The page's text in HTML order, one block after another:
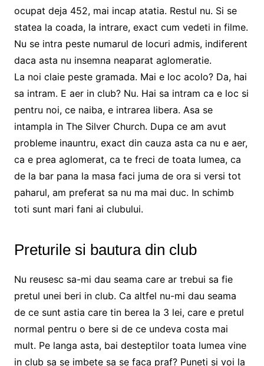
ocupat deja 452, mai incap atatia. Restul nu. Si se
statea la coada, la intrare, exact cum vedeti in filme.
Nu se intra peste numarul de locuri admis, indiferent
daca asta nu insemna neaparat aglomeratie.
La noi claie peste gramada. Mai e loc acolo? Da, hai
sa intram. E aer in club? Nu. Hai sa intram ca e loc si
pentru noi, ce naiba, e intrarea libera. Asa se
intampla in The Silver Church. Dupa ce am avut
probleme inauntru, exact din cauza asta ca nu e aer,
ca e prea aglomerat, ca te freci de toata lumea, ca
de la bar pana la masa faci juma de ora si versi tot
paharul, am preferat sa nu ma mai duc. In schimb
toti sunt mari fani ai clubului.
Preturile si bautura din club
Nu reusesc sa-mi dau seama care ar trebui sa fie
pretul unei beri in club. Ca altfel nu-mi dau seama
de ce sunt astia care tin berea la 3 lei, care e pretul
normal pentru o bere si de ce undeva costa mai
mult. Pe langa asta, bai desteptilor toata lumea vine
in club sa se imbete sa se faca praf? Puneti si voi la